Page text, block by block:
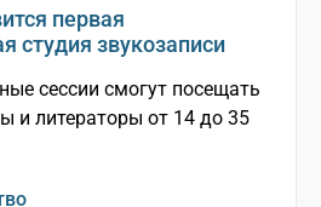
первая
студия звукозаписи
сессии смогут посещать
и литераторы от 14 до 35